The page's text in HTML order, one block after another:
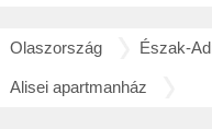
Olaszország Észak-
Alisei apartmanház